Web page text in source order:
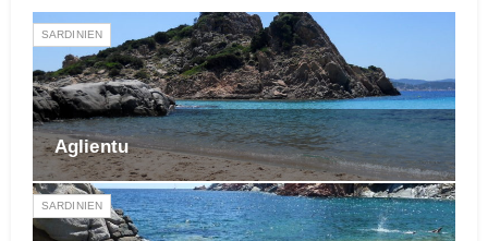
SARDINIEN
Aglientu
SARDINIEN